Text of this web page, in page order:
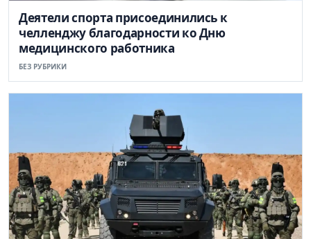
Деятели спорта присоединились к
челленджу благодарности ко Дню
медицинского работника
БЕЗ РУБРИКИ